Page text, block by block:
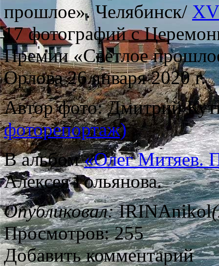
прошлое». Челябинск/
17 фотографий с
Премии «Светлое
Орлова 26 января 2020 г.
Автор фото: Дмитрий
фоторепортаж)
В альбом«Олег Митяев.
Алексея Гольянова.
Опубликовал:IRINAnikol
Просмотров: 255
Добавить комментарий